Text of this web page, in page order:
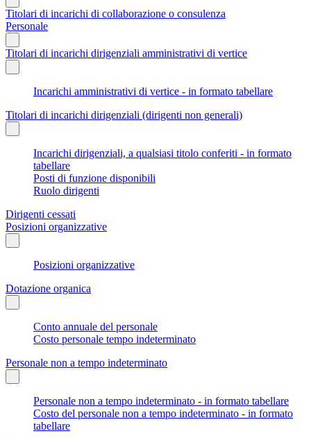
Titolari di incarichi di collaborazione o consulenza
Personale
Titolari di incarichi dirigenziali amministrativi di vertice
Incarichi amministrativi di vertice - in formato tabellare
Titolari di incarichi dirigenziali (dirigenti non generali)
Incarichi dirigenziali, a qualsiasi titolo conferiti - in formato
tabellare
Posti di funzione disponibili
Ruolo dirigenti
Dirigenti cessati
Posizioni organizzative
Posizioni organizzative
Dotazione organica
Conto annuale del personale
Costo personale tempo indeterminato
Personale non a tempo indeterminato
Personale non a tempo indeterminato - in formato tabellare
Costo del personale non a tempo indeterminato - in formato
tabellare